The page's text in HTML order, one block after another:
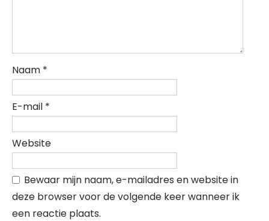
Naam *
E-mail *
Website
Bewaar mijn naam, e-mailadres en website in
deze browser voor de volgende keer wanneer ik
een reactie plaats.